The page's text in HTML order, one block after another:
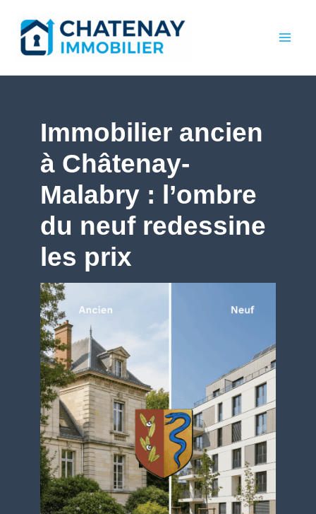
contenu
Immobilier ancien
à Châtenay-
Malabry : l’ombre
du neuf redessine
les prix